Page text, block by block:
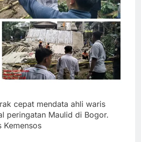
cepat mendata ahli waris
peringatan Maulid di Bogor.
Kemensos